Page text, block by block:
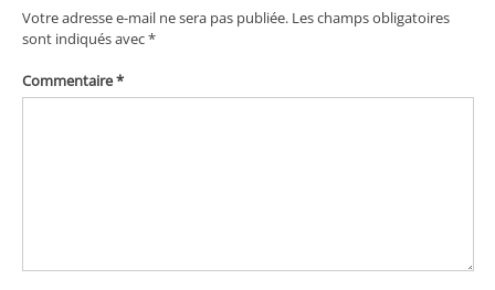
Votre adresse e-mail ne sera pas publiée. Les champs obligatoires
sont indiqués avec*
Commentaire*